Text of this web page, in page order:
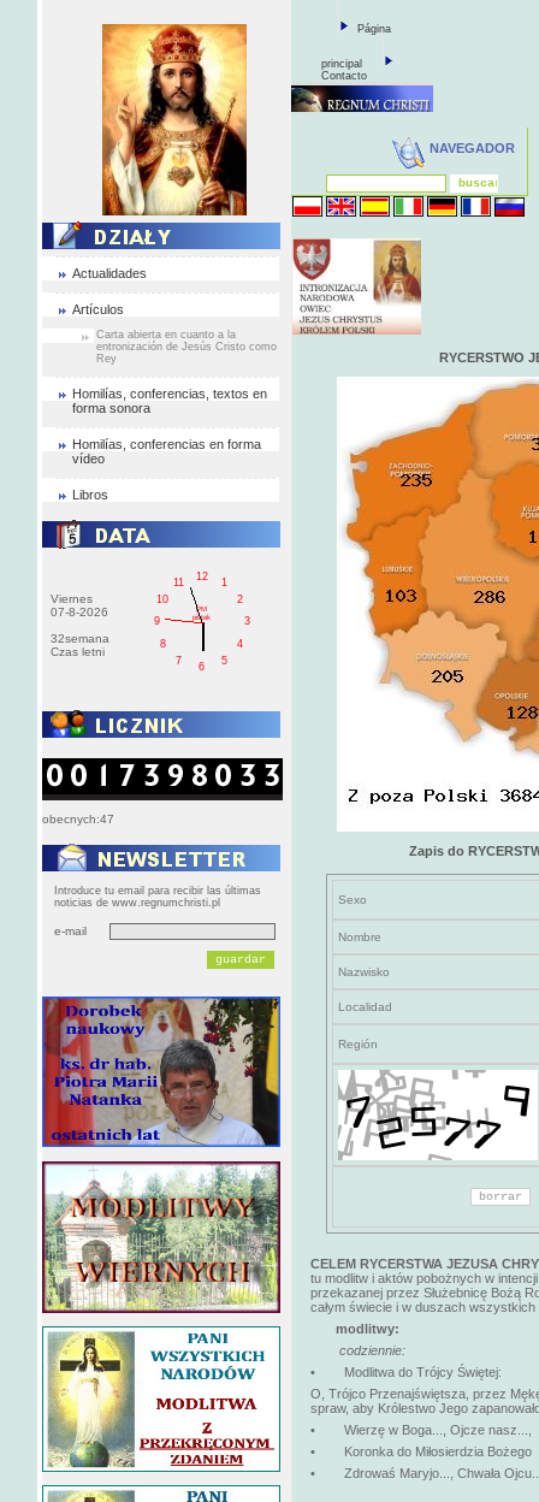
Actualidades
Artículos
Carta abierta en cuanto a la
entronización de Jesús Cristo como
Rey
Homilías, conferencias, textos en
forma sonora
Homilías, conferencias en forma
vídeo
Libros
Viernes
07-8-2026
32semana
Czas letni
1
2
3
4
5
6
7
8
9
10
11
12
PM
pištek
obecnych:47
Introduce tu email para recibir las últimas
noticias de www.regnumchristi.pl
e-mail
Página
principal
Contacto
NAVEGADOR
RYCERSTWO
Zapis do
Sexo
Nombre
Nazwisko
Localidad
Región
CELEM RYCERSTWA JEZUSA
tu modlitw i aktów pobożnych w
przekazanej przez Służebnicę Bożą
całym świecie i w duszach wszystkich
modlitwy:
codziennie:
• Modlitwa do Trójcy Świętej:
O, Trójco Przenajświętsza, przez
spraw, aby Królestwo Jego
• Wierzę w Boga..., Ojcze nasz...,
• Koronka do Miłosierdzia Bożego
• Zdrowaś Maryjo..., Chwała